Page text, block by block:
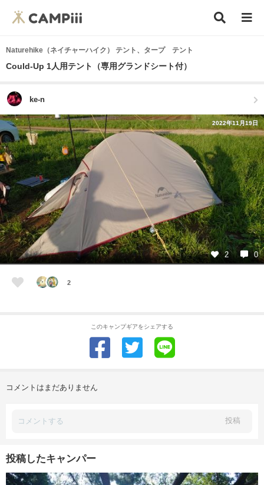
Naturehike（ネイチャーハイク） テント、タープ テント
Could-Up 1人用テント（専用グランドシート付）
ke-n
2022年11月19日
2 0
2
このキャンプギアをシェアする
コメントはまだありません
投稿
投稿したキャンパー